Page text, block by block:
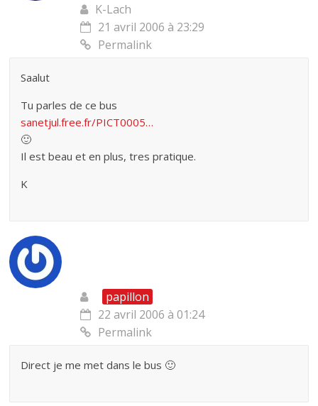
K-Lach
21 avril 2006 à 23:29
Permalink
Saalut
Tu parles de ce bus
sanetjul.free.fr/PICT0005…
🙂
Il est beau et en plus, tres pratique.
K
papillon
22 avril 2006 à 01:24
Permalink
Direct je me met dans le bus 🙂